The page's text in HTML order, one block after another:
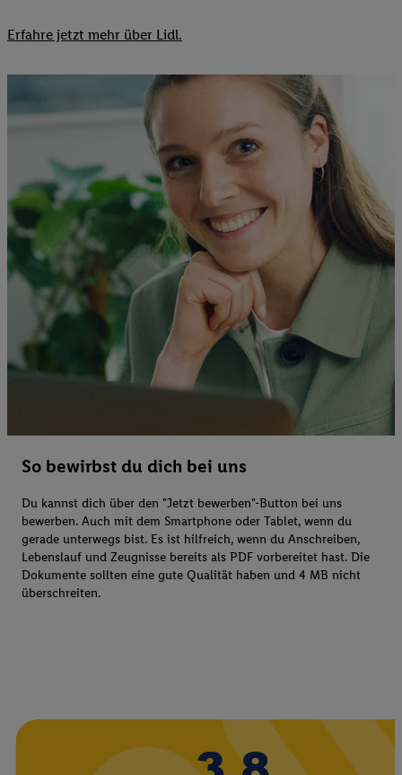
Erfahre jetzt mehr über Lidl.
So bewirbst du dich bei uns
Du kannst dich über den "Jetzt bewerben"-Button bei uns
bewerben. Auch mit dem Smartphone oder Tablet, wenn du
gerade unterwegs bist. Es ist hilfreich, wenn du Anschreiben,
Lebenslauf und Zeugnisse bereits als PDF vorbereitet hast. Die
Dokumente sollten eine gute Qualität haben und 4 MB nicht
überschreiten.